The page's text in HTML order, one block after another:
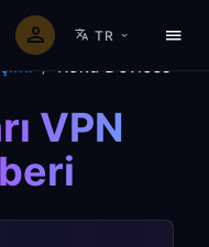
TR
/ Roku Devices
VPN